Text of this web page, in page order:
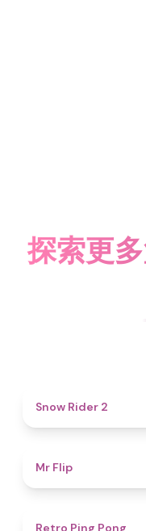
探索更
Snow Rider 2
Mr Flip
Retro Ping Pong